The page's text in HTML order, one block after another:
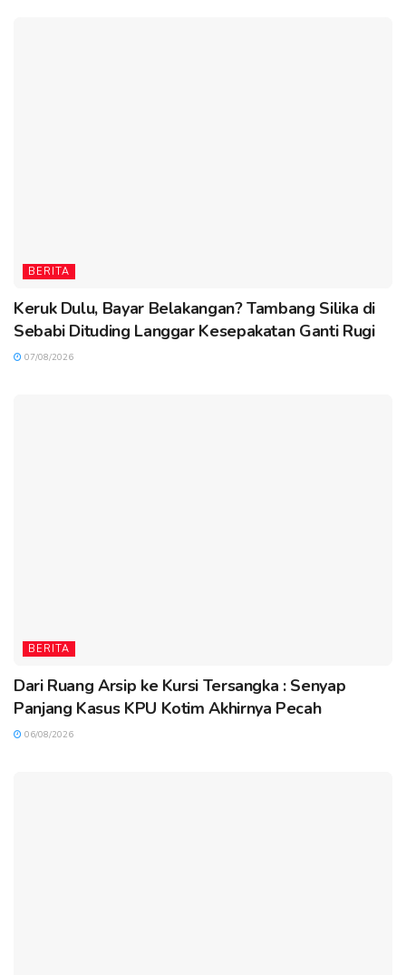
BERITA
Keruk Dulu, Bayar Belakangan? Tambang Silika di
Sebabi Dituding Langgar Kesepakatan Ganti Rugi
07/08/2026
BERITA
Dari Ruang Arsip ke Kursi Tersangka : Senyap
Panjang Kasus KPU Kotim Akhirnya Pecah
06/08/2026